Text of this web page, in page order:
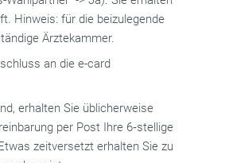
Hinweis: für die beizulegende
Ärztekammer.
an die e-card
erhalten Sie üblicherweise
per Post Ihre 6‑stellige
zeitversetzt erhalten Sie zu